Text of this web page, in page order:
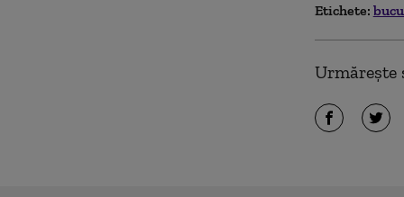
Etichete:
Urmărește